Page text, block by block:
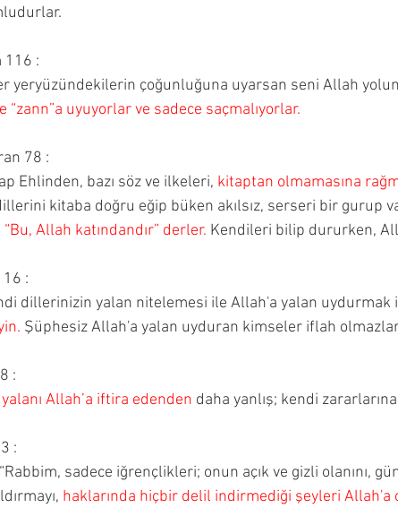
116 :
yeryüzündekilerin çoğunluğuna uyarsan seni Allah
“zann”a uyuyorlar ve sadece saçmalıyorlar.
78 :
Ehlinden, bazı söz ve ilkeleri, kitaptan olmamasına
kitaba doğru eğip büken akılsız, serseri bir gurup
Allah katındandır” derler. Kendileri bilip dururken,
:
dillerinizin yalan nitelemesi ile Allah'a yalan uydurmak
Şüphesiz Allah'a yalan uyduran kimseler iflah
:
Allah’a iftira edenden daha yanlış; kendi
:
sadece iğrençlikleri; onun açık ve gizli olanını,
haklarında hiçbir delil indirmediği şeyleri Allah'a